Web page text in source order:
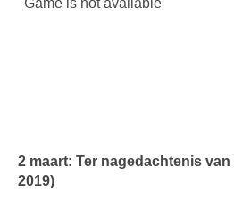
2 maart: Ter nagedachtenis van
2019)